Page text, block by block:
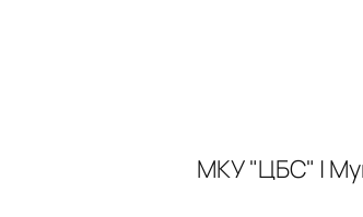
МКУ "ЦБС" |